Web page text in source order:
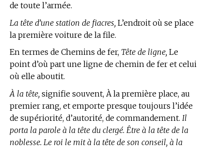
de toute l’armée.
La tête d’une station de fiacres, L’endroit où se place
la première voiture de la file.
En termes de Chemins de fer, Tête de ligne, Le
point d’où part une ligne de chemin de fer et celui
où elle aboutit.
À la tête, signifie souvent, À la première place, au
premier rang, et emporte presque toujours l’idée
de supériorité, d’autorité, de commandement. Il
porta la parole à la tête du clergé. Être à la tête de la
noblesse. Le roi le mit à la tête de son conseil, à la